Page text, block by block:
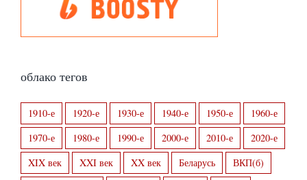
облако тегов
1910-е 1920-е 1930-е 1940-е 1950-е
1960-е
1970-е
1980-е 1990-е 2000-е 2010-е
2020-е
XIX век
XXI век XX век Беларусь
ВКП(б)